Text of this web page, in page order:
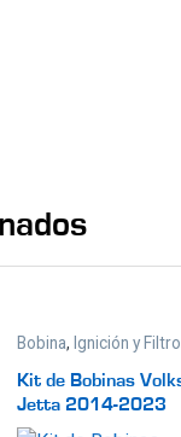
Bobina, Ignición y
Kit de Bobinas
Jetta 2014-2023
Volkswagen GTI